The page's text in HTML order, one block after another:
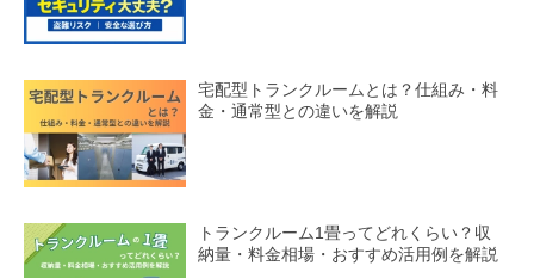
宅配型トランクルームとは？仕組み・料
金・通常型との違いを解説
トランクルーム1畳ってどれくらい？収
納量・料金相場・おすすめ活用例を解説